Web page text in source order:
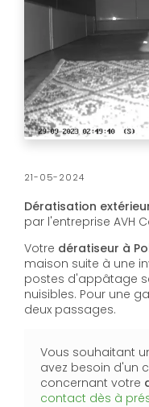
21-05-2024
Dératisation
par l'entreprise AVH
Votre dératiseur à
maison suite à une
postes d'appâtage
nuisibles. Pour une
deux passages.
Vous souhaitant
avez besoin d'un
concernant votre
contact dès à